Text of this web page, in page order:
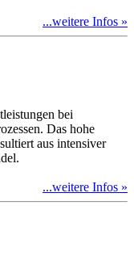
...weitere Infos »
bei
Das hohe
aus intensiver
...weitere Infos »